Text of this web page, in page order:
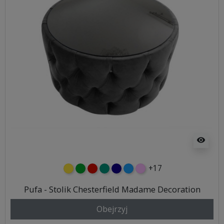
visibility
żółtyzielonyczerwony
turkusowy
granatowy
niebieski
różowy
+17
Pufa - Stolik Chesterfield Madame Decoration
Obejrzyj